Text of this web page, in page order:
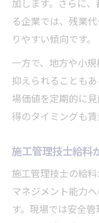
加します。さらに
る企業では、残業
りやすい傾向です。
一方で、地方や小
抑えられることも
場価値を定期的に
得のタイミングも
施工管理技士給料
施工管理技士の給
マネジメント能力
す。現場では安全